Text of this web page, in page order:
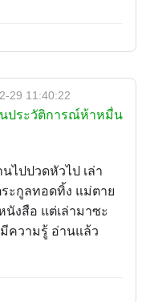
29 11:40:22
นประวัติการณ์ห้าหมื่น
ไปปวดหัวไป เล่า
ระกูลทอดทิ้ง แม่ตาย
นังสือ แต่เล่ามาซะ
ความรู้ อ่านแล้ว